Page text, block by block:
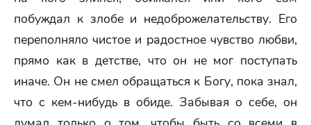
побуждал к злобе и недоброжелательству. Его
переполняло чистое и радостное чувство любви,
прямо как в детстве, что он не мог поступать
иначе. Он не смел обращаться к Богу, пока знал,
что с кем-нибудь в обиде. Забывая о себе, он